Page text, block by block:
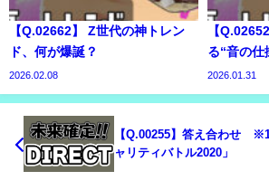
【Q.02662】 Z世代の神トレン
ド、何が爆誕？
2026.02.08
【
る“音の仕
2026.01.31
【Q.00255】答え合わせ
ャリティバトル2020」